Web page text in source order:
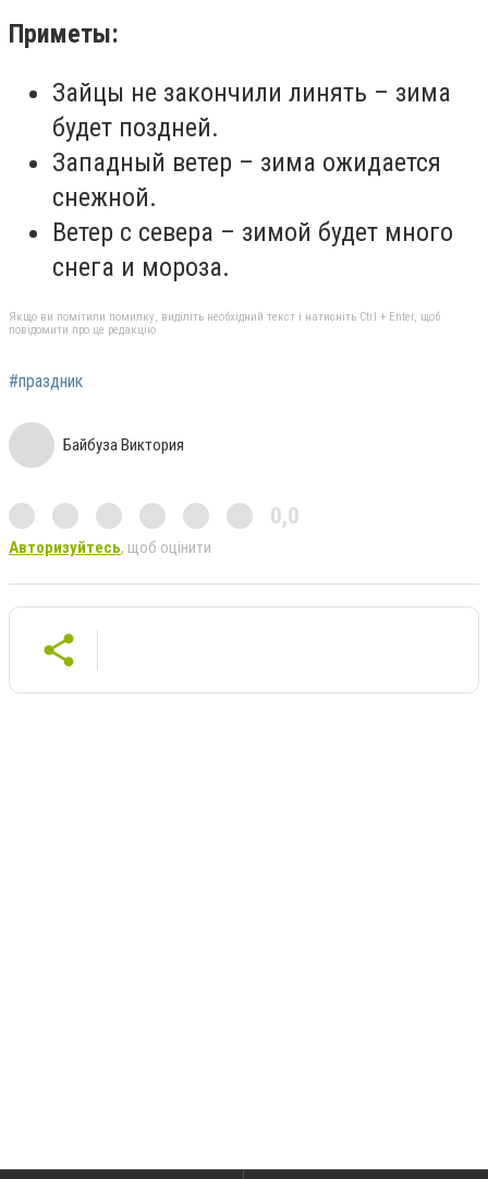
Приметы:
Зайцы не закончили линять – зима
будет поздней.
Западный ветер – зима ожидается
снежной.
Ветер с севера – зимой будет много
снега и мороза.
Якщо ви помітили помилку, виділіть необхідний текст і натисніть Ctrl + Enter, щоб
повідомити про це редакцію
#праздник
Байбуза Виктория
0,0
Авторизуйтесь, щоб оцінити